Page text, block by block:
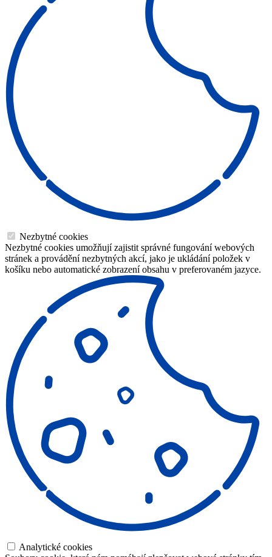
Nezbytné cookies
Nezbytné cookies umožňují zajistit správné fungování webových
stránek a provádění nezbytných akcí, jako je ukládání položek v
košíku nebo automatické zobrazení obsahu v preferovaném jazyce.
Analytické cookies